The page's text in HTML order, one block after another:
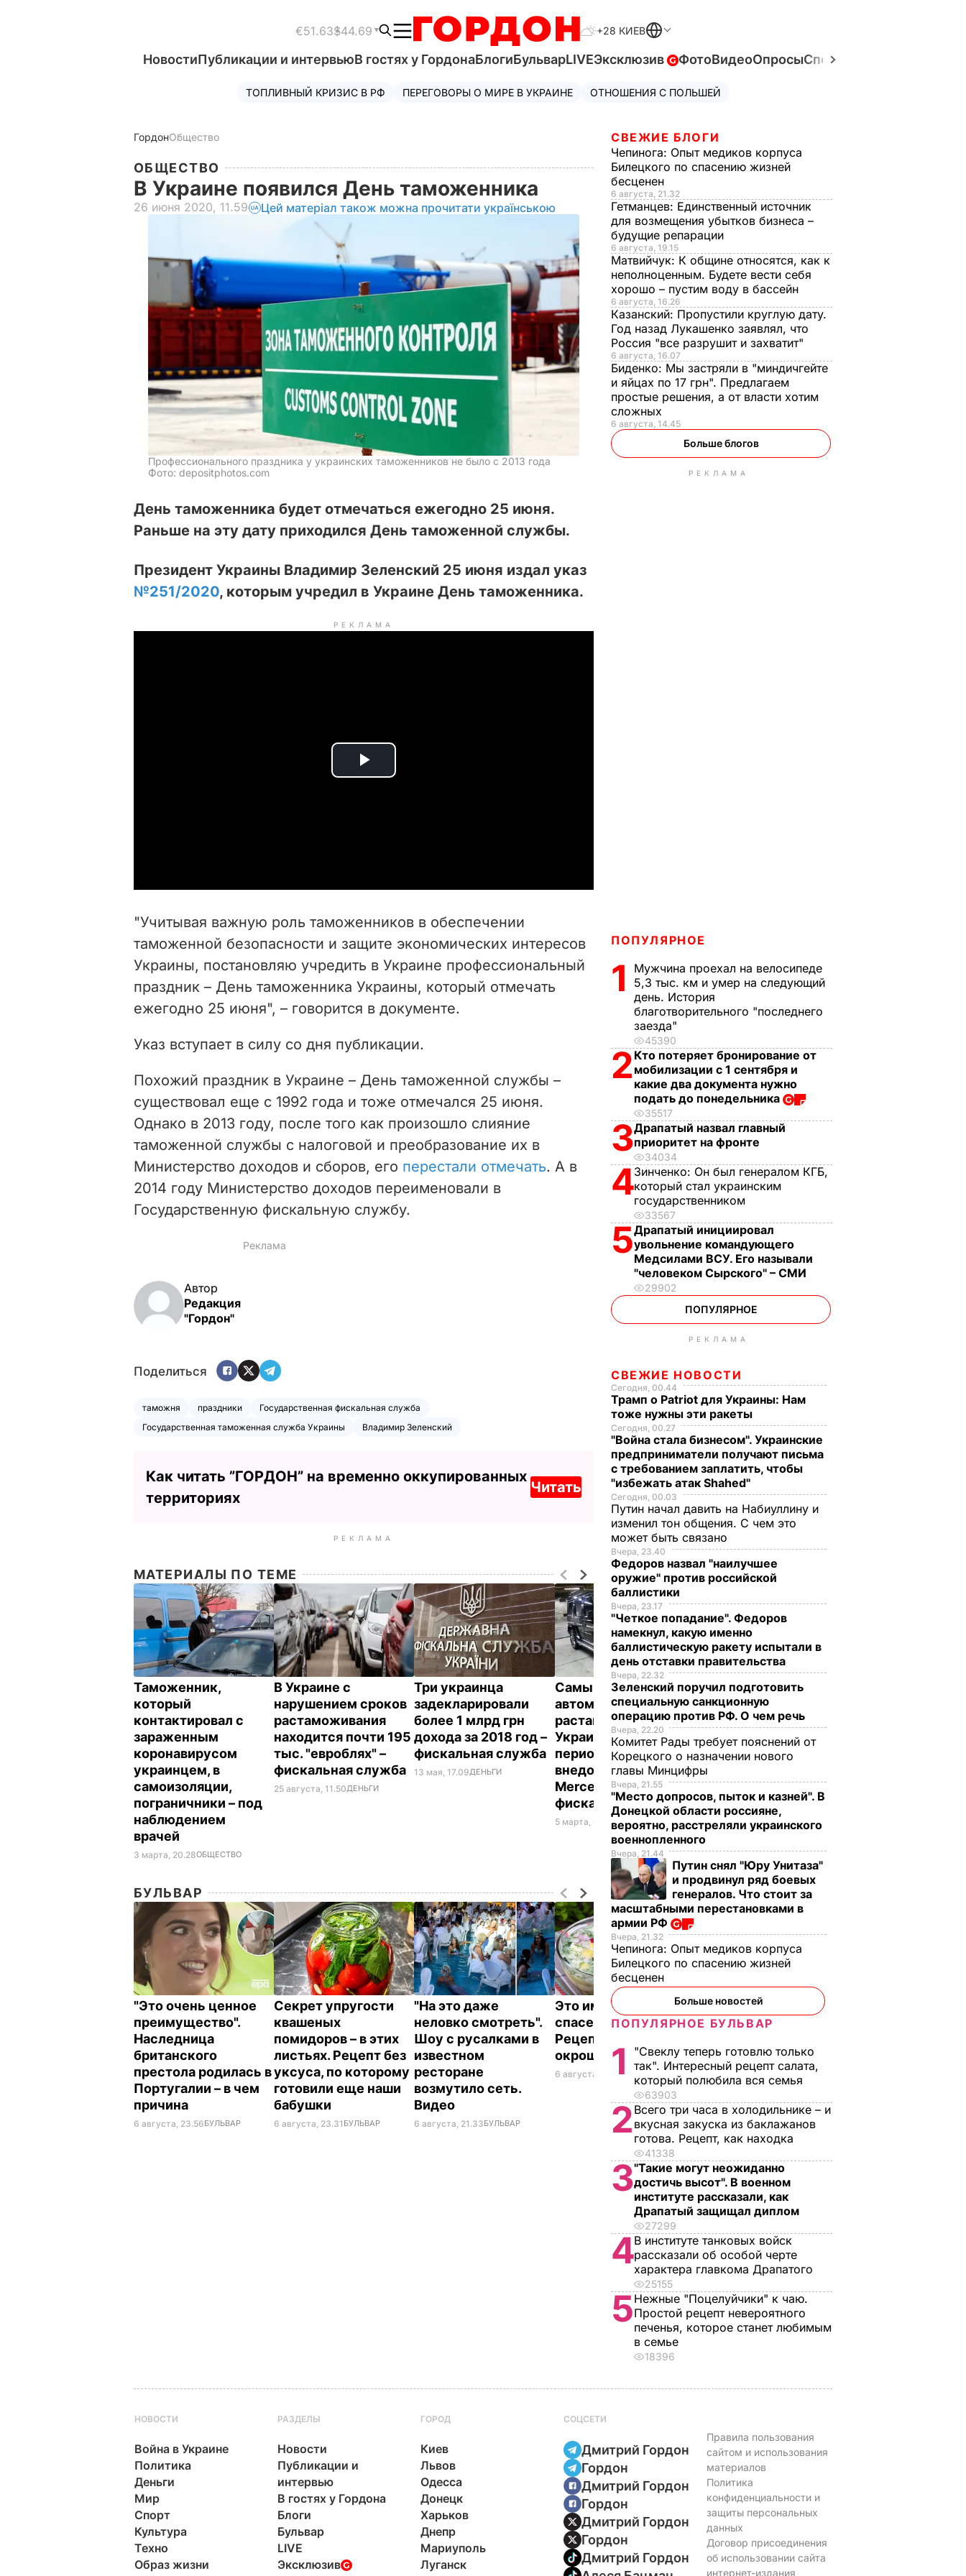
€51.63$44.69 +28 КИЕВ
НовостиПубликации и интервьюВ гостях у ГордонаБлогиБульварLIVEЭксклюзив ФотоВидеоОпросыСпецпроекты
ТОПЛИВНЫЙ КРИЗИС В РФ ПЕРЕГОВОРЫ О МИРЕ В УКРАИНЕ ОТНОШЕНИЯ С ПОЛЬШЕЙ
ГордонОбщество
ОБЩЕСТВО
В Украине появился День таможенника
26 июня 2020, 11.59 Цей матеріал також можна прочитати українською
Профессионального праздника у украинских таможенников не было с 2013 года
Фото: depositphotos.com
День таможенника будет отмечаться ежегодно 25 июня.
Раньше на эту дату приходился День таможенной службы.
Президент Украины Владимир Зеленский 25 июня издал указ
№251/2020, которым учредил в Украине День таможенника.
РЕКЛАМА
P
i
d
e
o
"Учитывая важную роль таможенников в обеспечении
таможенной безопасности и защите экономических интересов
Украины, постановляю учредить в Украине профессиональный
праздник – День таможенника Украины, который отмечать
ежегодно 25 июня", – говорится в документе.
Указ вступает в силу со дня публикации.
Похожий праздник в Украине – День таможенной службы –
существовал еще с 1992 года и тоже отмечался 25 июня.
Однако в 2013 году, после того как произошло слияние
таможенной службы с налоговой и преобразование их в
Министерство доходов и сборов, его перестали отмечать. А в
2014 году Министерство доходов переименовали в
Государственную фискальную службу.
Автор
Редакция
"Гордон"
Поделиться
таможня праздники
Государственная фискальная служба
Государственная таможенная служба Украины
Владимир Зеленский
Как читать ”ГОРДОН” на временно оккупированных
территориях
Читать
РЕКЛАМА
МАТЕРИАЛЫ ПО ТЕМЕ
Таможенник,
который
контактировал с
зараженным
коронавирусом
украинцем, в
самоизоляции,
пограничники – под
наблюдением
врачей
3 марта, 20.28ОБЩЕСТВО
В Украине с
нарушением сроков
растаможивания
находится почти 195
тыс. "евроблях" –
фискальная служба
25 августа, 11.50ДЕНЬГИ
Три украинца
задекларировали
более 1 млрд грн
дохода за 2018 год –
фискальная служба
13 мая, 17.09ДЕНЬГИ
Самым дорогим
автомобилем,
растаможенным в
Украине в льготный
период, стал
внедорожник
Mercedes –
фискальная служба
5 марта, 00.09 ДЕНЬГИ
БУЛЬВАР
"Это очень ценное
преимущество".
Наследница
британского
престола родилась в
Португалии – в чем
причина
6 августа, 23.56БУЛЬВАР
Секрет упругости
квашеных
помидоров – в этих
листьях. Рецепт без
уксуса, по которому
готовили еще наши
бабушки
6 августа, 23.31 БУЛЬВАР
"На это даже
неловко смотреть".
Шоу с русалками в
известном
ресторане
возмутило сеть.
Видео
6 августа, 21.33БУЛЬВАР
Это именно то, что
спасет в жару.
Рецепт вкуснейшей
окрошки
6 августа, 18.21БУЛЬВАР
"Хрустящие
снаружи и нежные
вкусные жареные
кабачки
СВЕЖИЕ БЛОГИ
Чепинога: Опыт медиков корпуса
Билецкого по спасению жизней
бесценен
6 августа, 21.32
Гетманцев: Единственный источник
для возмещения убытков бизнеса –
будущие репарации
6 августа, 19.15
Матвийчук: К общине относятся, как к
неполноценным. Будете вести себя
хорошо – пустим воду в бассейн
6 августа, 16.26
Казанский: Пропустили круглую дату.
Год назад Лукашенко заявлял, что
Россия "все разрушит и захватит"
6 августа, 16.07
Биденко: Мы застряли в "миндичгейте
и яйцах по 17 грн". Предлагаем
простые решения, а от власти хотим
сложных
6 августа, 14.45
Больше блогов
РЕКЛАМА
ПОПУЛЯРНОЕ
1
Мужчина проехал на велосипеде
5,3 тыс. км и умер на следующий
день. История
благотворительного "последнего
заезда"
45390
2 Кто потеряет бронирование от
мобилизации с 1 сентября и
какие два документа нужно
подать до понедельника
35517
3Драпатый назвал главный
приоритет на фронте
34034
4Зинченко: Он был генералом КГБ,
который стал украинским
государственником
33567
5Драпатый инициировал
увольнение командующего
Медсилами ВСУ. Его называли
"человеком Сырского" – СМИ
29902
ПОПУЛЯРНОЕ
РЕКЛАМА
СВЕЖИЕ НОВОСТИ
Сегодня, 00.44
Трамп о Patriot для Украины: Нам
тоже нужны эти ракеты
Сегодня, 00.27
"Война стала бизнесом". Украинские
предприниматели получают письма
с требованием заплатить, чтобы
"избежать атак Shahed"
Сегодня, 00.03
Путин начал давить на Набиуллину и
изменил тон общения. С чем это
может быть связано
Вчера, 23.40
Федоров назвал "наилучшее
оружие" против российской
баллистики
Вчера, 23.17
"Четкое попадание". Федоров
намекнул, какую именно
баллистическую ракету испытали в
день отставки правительства
Вчера, 22.32
Зеленский поручил подготовить
специальную санкционную
операцию против РФ. О чем речь
Вчера, 22.20
Комитет Рады требует пояснений от
Корецкого о назначении нового
главы Минцифры
Вчера, 21.55
"Место допросов, пыток и казней". В
Донецкой области россияне,
вероятно, расстреляли украинского
военнопленного
Вчера, 21.44
Путин снял "Юру Унитаза"
и продвинул ряд боевых
генералов. Что стоит за
масштабными перестановками в
армии РФ
Вчера, 21.32
Чепинога: Опыт медиков корпуса
Билецкого по спасению жизней
бесценен
Больше новостей
ПОПУЛЯРНОЕ БУЛЬВАР
1
"Свеклу теперь готовлю только
так". Интересный рецепт салата,
который полюбила вся семья
63903
2 Всего три часа в холодильнике – и
вкусная закуска из баклажанов
готова. Рецепт, как находка
41338
3"Такие могут неожиданно
достичь высот". В военном
институте рассказали, как
Драпатый защищал диплом
27299
4В институте танковых войск
рассказали об особой черте
характера главкома Драпатого
25155
5Нежные "Поцелуйчики" к чаю.
Простой рецепт невероятного
печенья, которое станет любимым
в семье
18396
НОВОСТИ
Война в Украине
Политика
Деньги
Мир
Спорт
Культура
Техно
Образ жизни
РАЗДЕЛЫ
Новости
Публикации и
интервью
В гостях у Гордона
Блоги
Бульвар
LIVE
Эксклюзив
ГОРОД
Киев
Львов
Одесса
Донецк
Харьков
Днепр
Мариуполь
Луганск
СОЦСЕТИ
Дмитрий Гордон
Гордон
Дмитрий Гордон
Гордон
Дмитрий Гордон
Гордон
Дмитрий Гордон
Правила пользования
сайтом и использования
материалов
Политика
конфиденциальности и
защиты персональных
данных
Договор присоединения
об использовании сайта
интернет-издания